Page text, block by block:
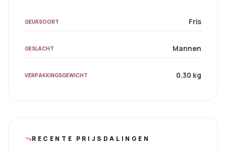
GEURSOORT Fris
GESLACHT Mannen
VERPAKKINGSGEWICHT 0.30 kg
trending_downRECENTE PRIJSDALINGEN